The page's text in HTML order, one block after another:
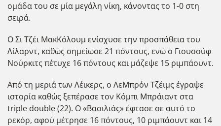
ομάδα του σε μία μεγάλη νίκη, κάνοντας το 1-0 στη
σειρά.
Ο Σι Τζέι ΜακΚόλουμ ενίσχυσε την προσπάθεια του
Λίλαρντ, καθώς σημείωσε 21 πόντους, ενώ ο Γιουσούφ
Νούρκιτς πέτυχε 16 πόντους και μάζεψε 15 ριμπάουντ.
Από τη μεριά των Λέικερς, ο ΛεΜπρόν Τζέιμς έγραψε
ιστορία καθώς ξεπέρασε τον Κόμπι Μπράιαντ στα
triple double (22). Ο «Βασιλιάς» έφτασε σε αυτό το
ρεκόρ, αφού μέτρησε 16 πόντους, 10 ριμπάουντ και 14